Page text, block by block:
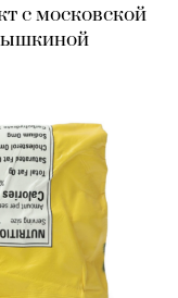
с московской